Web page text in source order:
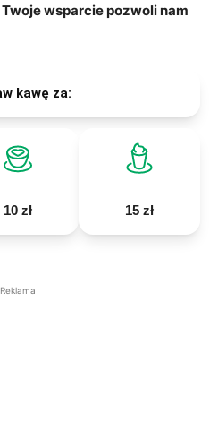
wsparcie pozwoli nam
kawę za:
10 zł 15 zł
Reklama